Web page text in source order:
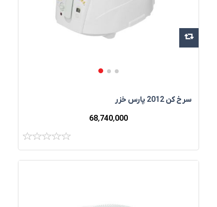
سرخ‌ کن 2012 پارس خزر
68٬740٬000